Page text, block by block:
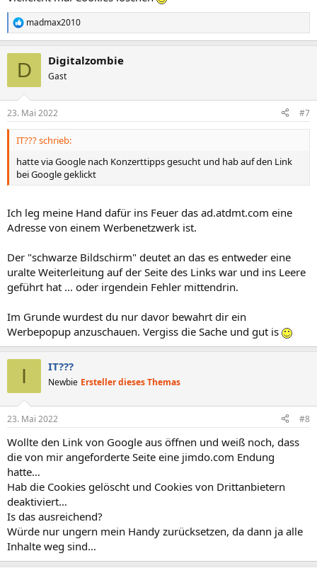
R
e
e
n
madmax2010
D Digitalzombie
Gast
23. Mai 2022 #7
IT??? schrieb:
hatte via Google nach Konzerttipps gesucht und hab auf den Link
bei Google geklickt
Ich leg meine Hand dafür ins Feuer das ad.atdmt.com eine
Adresse von einem Werbenetzwerk ist.
Der "schwarze Bildschirm" deutet an das es entweder eine
uralte Weiterleitung auf der Seite des Links war und ins Leere
geführt hat ... oder irgendein Fehler mittendrin.
Im Grunde wurdest du nur davor bewahrt dir ein
Werbepopup anzuschauen. Vergiss die Sache und gut is
I IT???
Newbie Ersteller dieses Themas
23. Mai 2022 #8
Wollte den Link von Google aus öffnen und weiß noch, dass
die von mir angeforderte Seite eine jimdo.com Endung
hatte…
Hab die Cookies gelöscht und Cookies von Drittanbietern
deaktiviert…
Is das ausreichend?
Würde nur ungern mein Handy zurücksetzen, da dann ja alle
Inhalte weg sind…